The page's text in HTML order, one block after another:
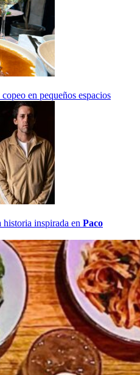
en pequeños espacios
historia inspirada en Paco